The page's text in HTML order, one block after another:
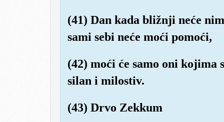
(41) Dan kada bližnji neće
sami sebi neće moći pomoći,
(42) moći će samo oni
silan i milostiv.
(43) Drvo Zekkum